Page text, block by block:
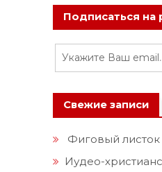
Подписаться на
Свежие записи
Фиговый листок
Иудео-